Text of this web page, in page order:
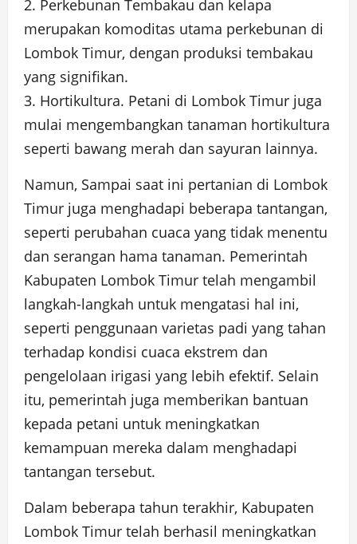
2. Perkebunan Tembakau dan kelapa
merupakan komoditas utama perkebunan di
Lombok Timur, dengan produksi tembakau
yang signifikan.
3. Hortikultura. Petani di Lombok Timur juga
mulai mengembangkan tanaman hortikultura
seperti bawang merah dan sayuran lainnya.
Namun, Sampai saat ini pertanian di Lombok
Timur juga menghadapi beberapa tantangan,
seperti perubahan cuaca yang tidak menentu
dan serangan hama tanaman. Pemerintah
Kabupaten Lombok Timur telah mengambil
langkah-langkah untuk mengatasi hal ini,
seperti penggunaan varietas padi yang tahan
terhadap kondisi cuaca ekstrem dan
pengelolaan irigasi yang lebih efektif. Selain
itu, pemerintah juga memberikan bantuan
kepada petani untuk meningkatkan
kemampuan mereka dalam menghadapi
tantangan tersebut.
Dalam beberapa tahun terakhir, Kabupaten
Lombok Timur telah berhasil meningkatkan